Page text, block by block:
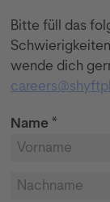
Bitte füll das
wende dich
Name *